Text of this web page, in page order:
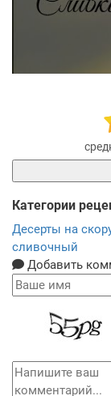
Категории
Десерты на
сливочный
Добавить